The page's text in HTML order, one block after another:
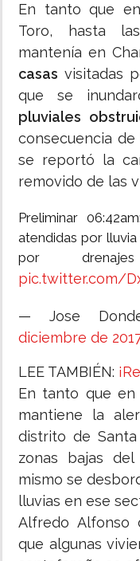
En tanto que
Toro, hasta
mantenía en
casas visitadas
que se
pluviales
consecuencia
se reportó la
removido de las
Preliminar
atendidas por
por
pic.twitter.com/
— Jose
diciembre de
LEE TAMBIÉN:
En tanto que en
mantiene la
distrito de
zonas bajas
mismo se
lluvias en ese
Alfredo Alfonso
que algunas